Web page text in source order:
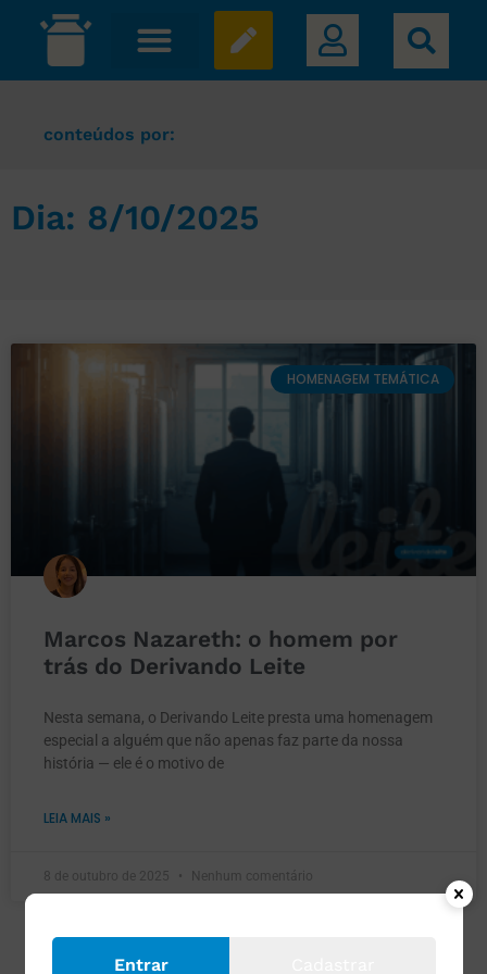
conteúdos por:
Dia: 8/10/2025
HOMENAGEM TEMÁTICA
Marcos Nazareth: o homem por
trás do Derivando Leite
Nesta semana, o Derivando Leite presta uma homenagem
especial a alguém que não apenas faz parte da nossa
história — ele é o motivo de
LEIA MAIS »
8 de outubro de 2025 Nenhum comentário
Entrar